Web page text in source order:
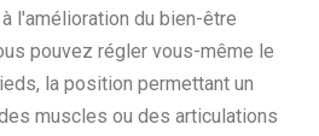
l'amélioration du bien-être
pouvez régler vous-même le
la position permettant un
muscles ou des articulations